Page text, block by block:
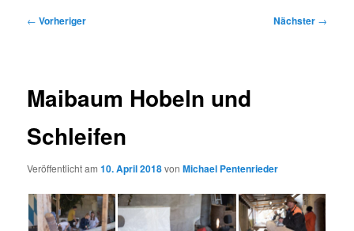
Beitragsnavigation
← Vorheriger Nächster →
Maibaum Hobeln und
Schleifen
Veröffentlicht am10. April 2018vonMichael Pentenrieder